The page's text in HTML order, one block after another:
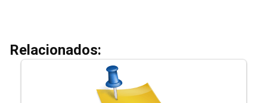
Relacionados: